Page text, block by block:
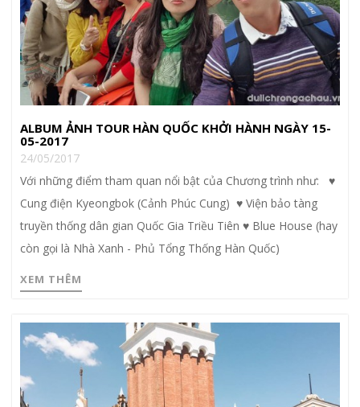
ALBUM ẢNH TOUR HÀN QUỐC KHỞI HÀNH NGÀY 15-
05-2017
24/05/2017
Với những điểm tham quan nổi bật của Chương trình như: ♥
Cung điện Kyeongbok (Cảnh Phúc Cung) ♥ Viện bảo tàng
truyền thống dân gian Quốc Gia Triều Tiên ♥ Blue House (hay
còn gọi là Nhà Xanh - Phủ Tổng Thống Hàn Quốc)
XEM THÊM